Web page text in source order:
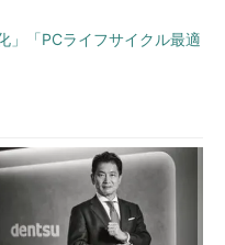
」「PCライフサイクル最適